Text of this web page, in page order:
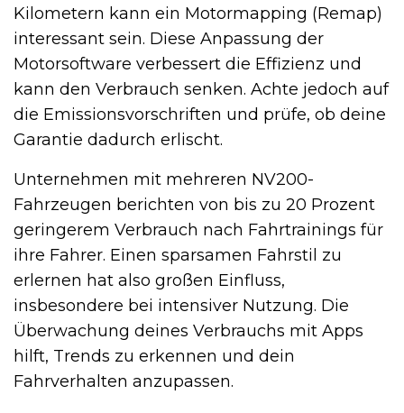
Kilometern kann ein Motormapping (Remap)
interessant sein. Diese Anpassung der
Motorsoftware verbessert die Effizienz und
kann den Verbrauch senken. Achte jedoch auf
die Emissionsvorschriften und prüfe, ob deine
Garantie dadurch erlischt.
Unternehmen mit mehreren NV200-
Fahrzeugen berichten von bis zu 20 Prozent
geringerem Verbrauch nach Fahrtrainings für
ihre Fahrer. Einen sparsamen Fahrstil zu
erlernen hat also großen Einfluss,
insbesondere bei intensiver Nutzung. Die
Überwachung deines Verbrauchs mit Apps
hilft, Trends zu erkennen und dein
Fahrverhalten anzupassen.